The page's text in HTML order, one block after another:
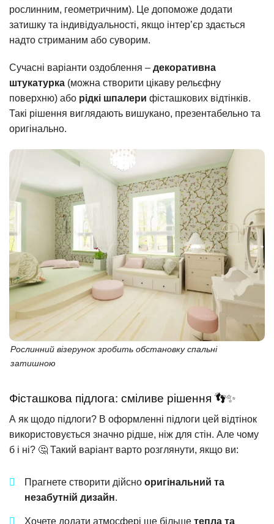
рослинним, геометричним). Це допоможе додати
затишку та індивідуальності, якщо інтер’єр здається
надто стриманим або суворим.
Сучасні варіанти оздоблення – декоративна
штукатурка (можна створити цікаву рельєфну
поверхню) або рідкі шпалери фісташкових відтінків.
Такі рішення виглядають вишукано, презентабельно та
оригінально.
Рослинний візерунок зробить обстановку спальні
затишною
Фісташкова підлога: сміливе рішення 👣✨
А як щодо підлоги? В оформленні підлоги цей відтінок
використовується значно рідше, ніж для стін. Але чому
б і ні? 🤔 Такий варіант варто розглянути, якщо ви:
Прагнете створити дійсно оригінальний та
незабутній дизайн.
Хочете додати атмосфері ще більше тепла та